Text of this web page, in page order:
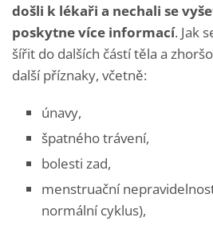
došli k lékaři a nechali se
poskytne více informací. Jak
šířit do dalších částí těla a
další příznaky, včetně:
únavy,
špatného trávení,
bolesti zad,
menstruační
normální cyklus),